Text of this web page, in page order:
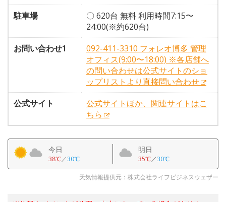
駐車場
〇 620台 無料 利用時間7:15〜
24:00(※約620台)
お問い合わせ1
092-411-3310 フォレオ博多 管理
オフィス(9:00〜18:00) ※各店舗へ
の問い合わせは公式サイトのショ
ップリストより直接問い合わせ
公式サイト
公式サイトほか、関連サイトはこ
ちら
今日
38℃／30℃
明日
35℃／30℃
天気情報提供元：株式会社ライフビジネスウェザー